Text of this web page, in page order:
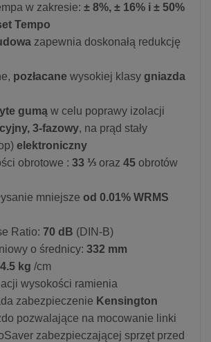
w zakresie: ± 8%, ± 16% i ± 50%
Tempo
zapewnia doskonałą redukcję
pozłacane wysokiej klasy gniazda
gumą w celu poprawy izolacji
3-fazowy, na prąd stały
elektroniczny
obrotowe : 33 ⅓ oraz 45 obrotów
mniejsze od 0.01% WRMS
Ratio: 70 dB (DIN-B)
o średnicy: 332 mm
4.5 kg /cm
wysokości ramienia
zabezpieczenie Kensington
pozwalające na mocowanie linki
zabezpieczającej sprzęt przed